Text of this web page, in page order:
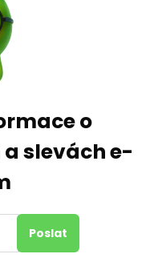
o
slevách e-